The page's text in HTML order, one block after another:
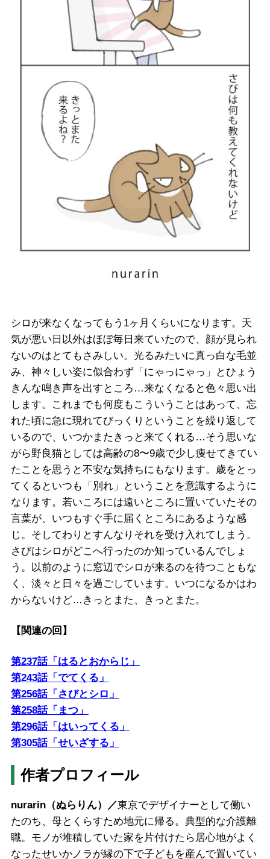
シロが来なくなってもう1ヶ月くらいになります。天
気が悪い日以外はほぼ毎日来ていたので、顔が見られ
ないのはとてもさみしい。光るみたいに真っ白な毛並
み、神々しい姿に似合わず「にゃっにゃっ」とひょう
きんな鳴き声を出すところ…来なくなると色々思い出
します。これまでも何度もこういうことはあって、忘
れた頃に急に現れてびっくりということを繰り返して
いるので、いつかまたきっと来てくれる…そう思いな
がら野良猫としては高齢の8〜9歳で少し痩せてきてい
たことを思うと不安な気持ちにもなります。歳をとっ
てくるといつも「別れ」ということを意識するように
なります。若いころには遠いところに置いていたその
言葉が、いつもすぐ手に届くところにあるような感
じ。そしてわりとすんなりそれを受け入れてしまう。
さびはシロがどこへ行ったのか知っているんでしょ
う。以前のように窓辺でシロが来るのを待つこともな
く、淡々と日々を過ごしています。いつになるかはわ
からないけど…きっとまた、きっとまた。
【関連の回】
第237話「はるとおからじ」
第243話「でてくる」
第256話「さびとシロ」
第258話「まつ」
第296話「はいってくる」
第305話「せいざする」
作者プロフィール
nurarin（ぬらりん）／東京でデザイナーとして働い
たのち、母とくらすため地元に帰る。典型的な介護離
職。モノが堆積していた家を片付けたら居心地がよく
なったせいかノラが縁の下で子どもを産んで置いてい